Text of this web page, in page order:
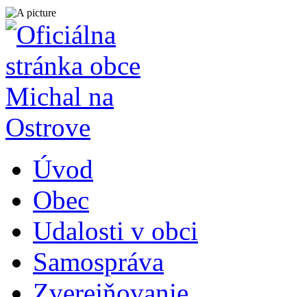
Úvod
Obec
Udalosti v obci
Samospráva